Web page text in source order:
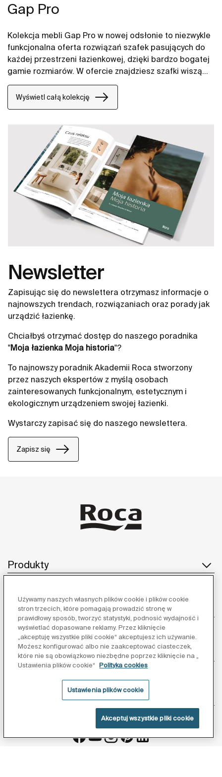
Gap Pro
Kolekcja mebli Gap Pro w nowej odsłonie to niezwykle
funkcjonalna oferta rozwiązań szafek pasujących do
każdej przestrzeni łazienkowej, dzięki bardzo bogatej
gamie rozmiarów. W ofercie znajdziesz szafki wiszące
w nowoczesnych kolorach i wykończeniach takich jak:
niebieski mat czarny mat, biały połysk oraz jasny dąb.
Naturalne wykończenia coraz częściej goszczą w
dając poczucie komfortu.
Wyświetl całą kolekcję
Newsletter
Zapisując się do newslettera otrzymasz informacje o
najnowszych trendach, rozwiązaniach oraz porady jak
urządzić łazienkę.
Chciałbyś otrzymać dostęp do naszego poradnika
"Moja łazienka Moja historia"?
To najnowszy poradnik Akademii Roca stworzony
przez naszych ekspertów z myślą osobach
zainteresowanych funkcjonalnym, estetycznym i
ekologicznym urządzeniem swojej łazienki.
Wystarczy zapisać się do naszego newslettera.
Zapisz się
Produkty
Obsługa klienta
O nas
Obserwuj nas:
Używamy naszych własnych plików cookie i plików cookie
stron trzecich, które pomagają prowadzić stronę w
prawidłowy sposób, tworzyć statystyki, podnosić wydajność i
wyświetlać dopasowane reklamy. Przez kliknięcie
„akceptuję wszystkie pliki cookie“ akceptujesz ich używanie.
Możesz konfigurować albo nie zaakceptować ciasteczek,
które nie są obowiązkowo niezbędne poprzez kliknięcie na „
Ustawienia plików cookie“
Polityka cookies
Ustawienia plików cookie
Akceptuj wszystkie pliki cookie